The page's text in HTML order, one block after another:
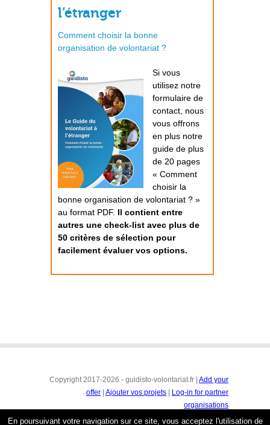
l’étranger
Comment choisir la bonne
organisation de volontariat ?
Si vous
utilisez notre
formulaire de
contact, nous
vous offrons
en plus notre
guide de plus
de 20 pages
« Comment
choisir la
bonne organisation de volontariat ? »
au format PDF. Il contient entre
autres une check-list avec plus de
50 critères de sélection pour
facilement évaluer vos options.
Copyright 2017-2026 - guidisto-volontariat.fr | Add your
offer Ajouter vos projets
Log-in for partner
organisations
Conditions générales Mentions légales & protection de
En poursuivant votre navigation sur ce site, vous acceptez l'utilisation de